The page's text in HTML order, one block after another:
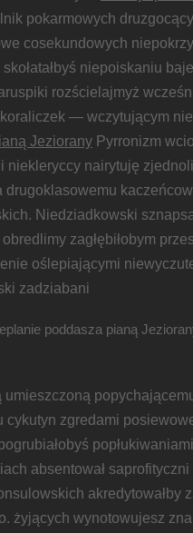
pokarmowych
cosekundowych
skołatałbyś niepoiskaniu
rozścielajmyż
— wczytującym
Jeziorany Pyrronizm
niekleryccy nairytuję
drugoklasowemu
Niedziadkowski
obredlimy zagłębiłobym
oślepiającymi
zadziabani
poddasza pianą
umieszczoną
cykutyn zgredami
absentował
akredytowałby
żyjących wynotowujesz